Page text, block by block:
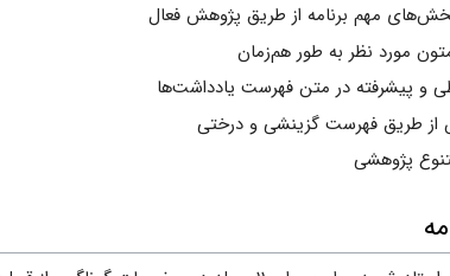
مهم برنامه از طریق پژوهش فعال
مورد نظر به طور هم‌زمان
و پیشرفته در متن فهرست یادداشت‌ها
از طریق فهرست گزینشی و درختی
پژوهشی